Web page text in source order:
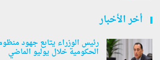
أخر الأخبار
رئيس الوزراء يتابع جهود
الحكومية خلال يوليو الماضي